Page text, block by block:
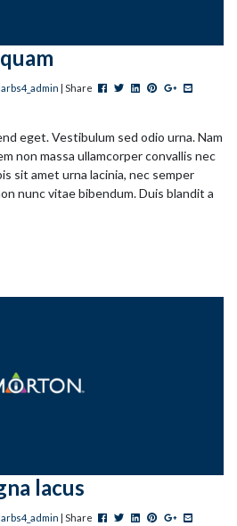
| Share Post this to Facebook
Tweet this
Share this on
Pin this on
+1 this on
Share
eget. Vestibulum sed odio urna. Nam
non massa ullamcorper convallis nec
sit amet urna lacinia, nec semper
nunc vitae bibendum. Duis blandit a
lacus
| Share Post this to Facebook
Tweet this
Share this on
Pin this on
+1 this on
Share